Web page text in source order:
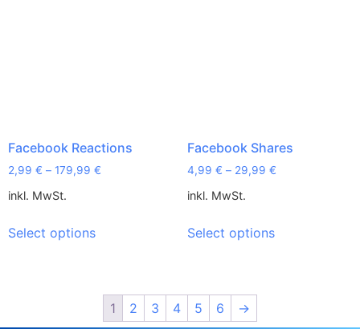
Facebook Reactions
2,99 € – 179,99 €
inkl. MwSt.
Select options
Facebook Shares
4,99 € – 29,99 €
inkl. MwSt.
Select options
1 2 3 4 5 6 →